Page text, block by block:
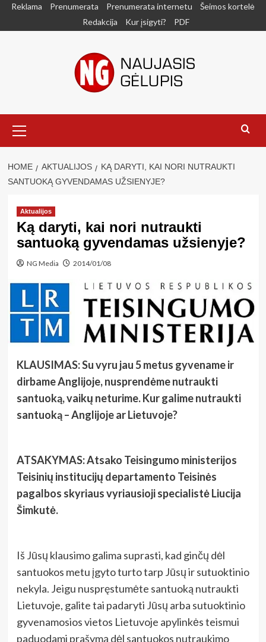
SkipReklama Prenumerata Prenumerata internetu
Šeimos kortelė
Redakcija
Kur įsigyti? PDF
Menu
HOME AKTUALIJOS
KĄ DARYTI, KAI NORI NUTRAUKTI
SANTUOKĄ GYVENDAMAS UŽSIENYJE?
Aktualijos
Ką daryti, kai nori nutraukti
santuoką gyvendamas užsienyje?
NG Media 2014/01/08
KLAUSIMAS:Su vyru jau 5 metus gyvename ir
dirbame Anglijoje, nusprendėme nutraukti
santuoką, vaikų neturime. Kur galime nutraukti
santuoką – Anglijoje ar Lietuvoje?
ATSAKYMAS:Atsako Teisingumo ministerijos
Teisinių institucijų departamento Teisinės
pagalbos skyriaus vyriausioji specialistė Liucija
Šimkutė.
Iš Jūsų klausimo galima suprasti, kad ginčų dėl
santuokos metu įgyto turto tarp Jūsų ir sutuoktinio
nekyla. Jeigu nuspręstumėte santuoką nutraukti
Lietuvoje, galite tai padaryti Jūsų arba sutuoktinio
gyvenamosios vietos Lietuvoje apylinkės teismui
paduodami prašymą dėl santuokos nutraukimo